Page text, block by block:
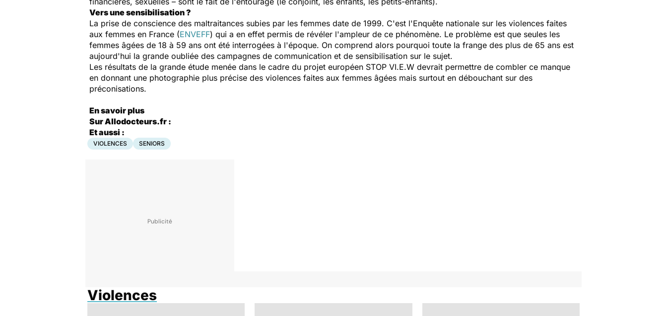
Vers une sensibilisation ?
La prise de conscience des maltraitances subies par les femmes date de 1999. C'est l'Enquête nationale sur les violences faites
aux femmes en France (ENVEFF) qui a en effet permis de révéler l'ampleur de ce phénomène. Le problème est que seules les
femmes âgées de 18 à 59 ans ont été interrogées à l'époque. On comprend alors pourquoi toute la frange des plus de 65 ans est
aujourd'hui la grande oubliée des campagnes de communication et de sensibilisation sur le sujet.
Les résultats de la grande étude menée dans le cadre du projet européen STOP VI.E.W devrait permettre de combler ce manque
en donnant une photographie plus précise des violences faites aux femmes âgées mais surtout en débouchant sur des
préconisations.
En savoir plus
Sur Allodocteurs.fr :
Et aussi :
VIOLENCES SENIORS
Violences